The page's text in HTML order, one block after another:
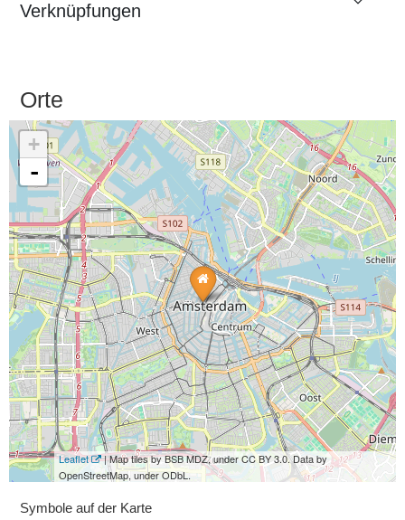
Verknüpfungen
Orte
+
-
Leaflet
| Map tiles by BSB MDZ, under CC BY 3.0. Data by
OpenStreetMap, under ODbL.
Symbole auf der Karte